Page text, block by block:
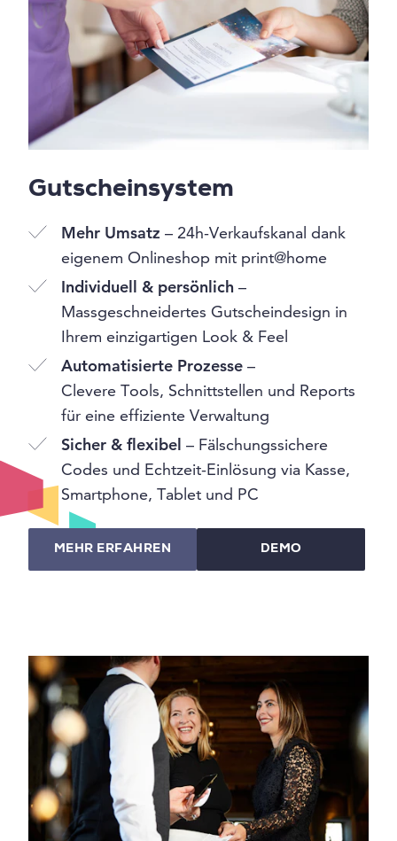
Gutscheinsystem
Mehr Umsatz – 24h-Verkaufskanal dank
eigenem Onlineshop mit print@home
Individuell & persönlich –
Massgeschneidertes Gutscheindesign in
Ihrem einzigartigen Look & Feel
Automatisierte Prozesse –
Clevere Tools, Schnittstellen und Reports
für eine effiziente Verwaltung
Sicher & flexibel – Fälschungssichere
Codes und Echtzeit-Einlösung via Kasse,
Smartphone, Tablet und PC
MEHR ERFAHREN DEMO